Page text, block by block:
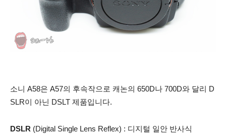
소니 A58은 A57의 후속작으로 캐논의 650D나 700D와 달리 D
SLR이 아닌 DSLT 제품입니다.
DSLR (Digital Single Lens Reflex) : 디지털 일안 반사식